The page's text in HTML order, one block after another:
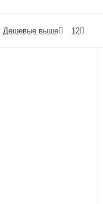
Дешевые выше 12